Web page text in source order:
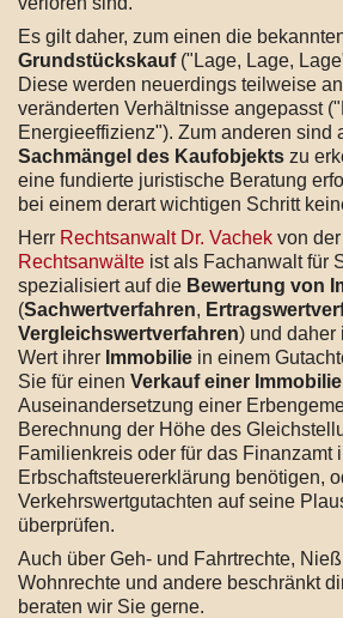
Es gilt daher, zum einen die
Grundstückskauf("Lage, Lage,
Diese werden neuerdings teilweise
veränderten Verhältnisse angepasst
Energieeffizienz"). Zum anderen sind
Sachmängel des Kaufobjekts zu
eine fundierte juristische Beratung
bei einem derart wichtigen Schritt
Herr Rechtsanwalt Dr. Vachek von der
Rechtsanwälte ist als Fachanwalt für
spezialisiert auf die Bewertung von
(Sachwertverfahren,
Vergleichswertverfahren) und daher
Wert ihrer Immobilie in einem
Sie für einen Verkauf einer Immobilie
Auseinandersetzung einer
Berechnung der Höhe des
Familienkreis oder für das Finanzamt
Erbschaftsteuererklärung benötigen,
Verkehrswertgutachten auf seine
überprüfen.
Auch über Geh- und Fahrtrechte,
Wohnrechte und andere beschränkt
beraten wir Sie gerne.